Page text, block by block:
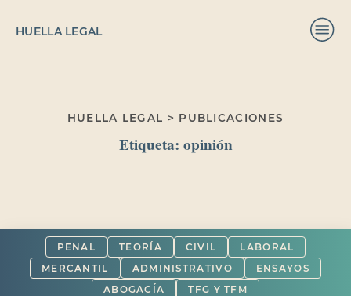
HUELLA LEGAL
HUELLA LEGAL > PUBLICACIONES
Etiqueta: opinión
PENAL TEORÍA CIVIL
LABORAL
MERCANTIL
ADMINISTRATIVO
ENSAYOS
ABOGACÍA
TFG Y TFM